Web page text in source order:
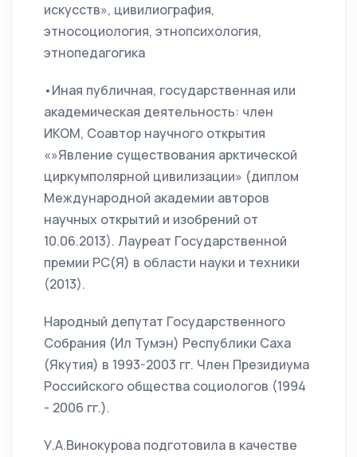
искусств», цивилиография,
этносоциология, этнопсихология,
этнопедагогика
•Иная публичная, государственная или
академическая деятельность: член
ИКОМ, Соавтор научного открытия
«»Явление существования арктической
циркумполярной цивилизации» (диплом
Международной академии авторов
научных открытий и изобрений от
10.06.2013). Лауреат Государственной
премии РС(Я) в области науки и техники
(2013).
Народный депутат Государственного
Собрания (Ил Тумэн) Республики Саха
(Якутия) в 1993-2003 гг. Член Президиума
Российского общества социологов (1994
- 2006 гг.).
У.А.Винокурова подготовила в качестве